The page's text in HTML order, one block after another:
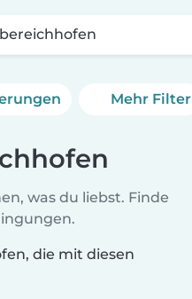
Mehr Filter
was du liebst. Finde
die mit diesen